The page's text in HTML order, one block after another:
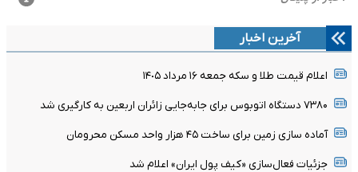
آخرین اخبار
اعلام قیمت طلا و سکه جمعه ١۶ مرداد ١۴٠۵
۷۳۸۰ دستگاه اتوبوس برای جابه‌جایی زائران اربعین به‌ کارگیری شد
آماده سازی زمین برای ساخت ۴۵ هزار واحد مسکن محرومان
جزئیات فعال‌سازی «کیف پول ایران» اعلام شد